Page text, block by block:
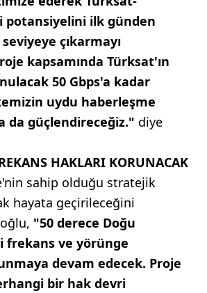
potansiyelini ilk günden
çıkarmayı
kapsamında Türksat'ın
50 Gbps'a kadar
uydu haberleşme
da güçlendireceğiz." diye
HAKLARI KORUNACAK
sahip olduğu stratejik
hayata geçirileceğini
"50 derece Doğu
frekans ve yörünge
devam edecek. Proje
bir hak devri